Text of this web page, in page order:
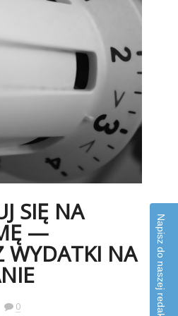
SIĘ NA
—
WYDATKI NA
0 Napisz do naszej redakcji